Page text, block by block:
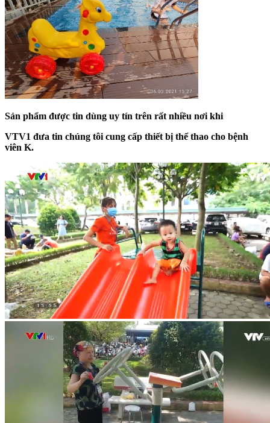
Sản phẩm được tin dùng uy tín trên rất nhiều nơi khi
VTV1 đưa tin chúng tôi cung cấp thiết bị thể thao cho bệnh
viên K.